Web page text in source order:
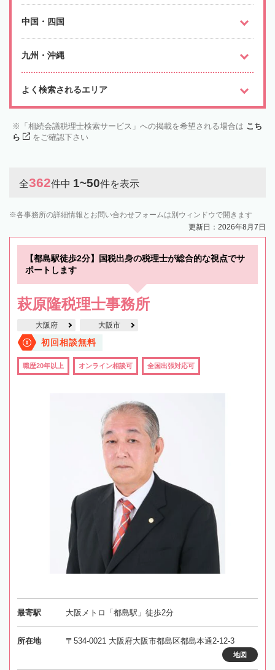
中国・四国
九州・沖縄
よく検索されるエリア
「相続会議税理士検索サービス」への掲載を希望される場合は こち
ら
をご確認下さい
全362件中 1~50件を表示
各事務所の詳細情報とお問い合わせフォームは別ウィンドウで開きます
更新日：2026年8月7日
【都島駅徒歩2分】国税出身の税理士が総合的な視点でサ
ポートします
萩原隆税理士事務所
大阪府 大阪市
初回相談無料
職歴20年以上 オンライン相談可 全国出張対応可
最寄駅 大阪メトロ「都島駅」徒歩2分
所在地 〒534-0021 大阪府大阪市都島区都島本通2-12-3
地図